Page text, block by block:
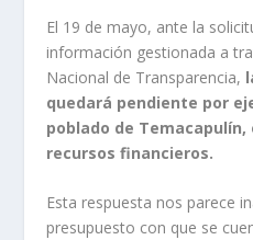
El 19 de mayo, ante la
información gestionada a
Nacional de Transparencia,
quedará pendiente por
poblado de Temacapulín,
recursos financieros.
Esta respuesta nos parece
presupuesto con que se